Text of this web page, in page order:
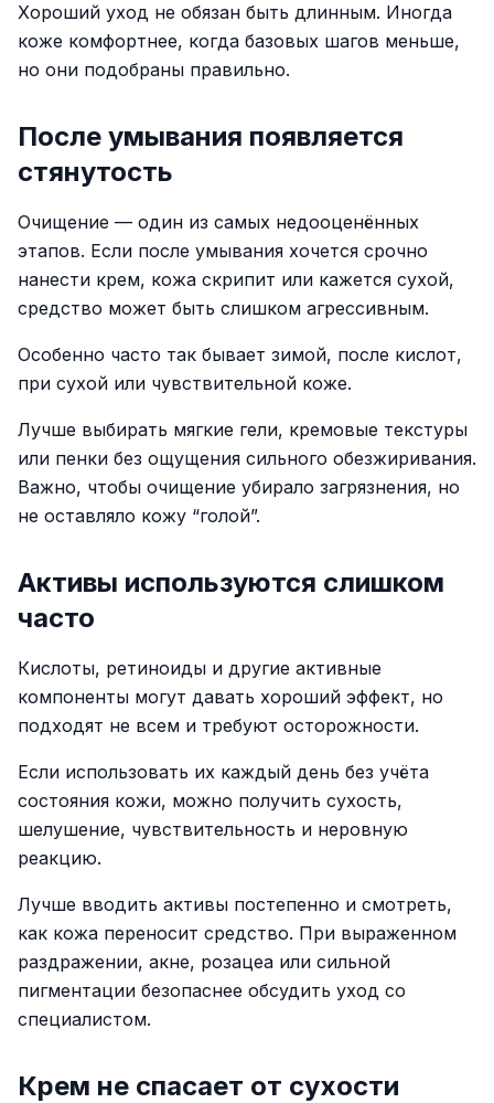
Хороший уход не обязан быть длинным. Иногда
коже комфортнее, когда базовых шагов меньше,
но они подобраны правильно.
После умывания появляется
стянутость
Очищение — один из самых недооценённых
этапов. Если после умывания хочется срочно
нанести крем, кожа скрипит или кажется сухой,
средство может быть слишком агрессивным.
Особенно часто так бывает зимой, после кислот,
при сухой или чувствительной коже.
Лучше выбирать мягкие гели, кремовые текстуры
или пенки без ощущения сильного обезжиривания.
Важно, чтобы очищение убирало загрязнения, но
не оставляло кожу “голой”.
Активы используются слишком
часто
Кислоты, ретиноиды и другие активные
компоненты могут давать хороший эффект, но
подходят не всем и требуют осторожности.
Если использовать их каждый день без учёта
состояния кожи, можно получить сухость,
шелушение, чувствительность и неровную
реакцию.
Лучше вводить активы постепенно и смотреть,
как кожа переносит средство. При выраженном
раздражении, акне, розацеа или сильной
пигментации безопаснее обсудить уход со
специалистом.
Крем не спасает от сухости